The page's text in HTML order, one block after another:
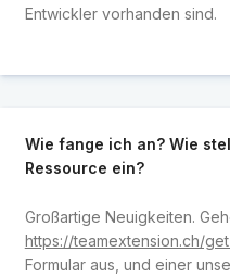
Entwickler vorhanden sind.
Wie fange ich an? Wie
Ressource ein?
Großartige Neuigkeiten.
https://teamextension.ch/
Formular aus, und einer